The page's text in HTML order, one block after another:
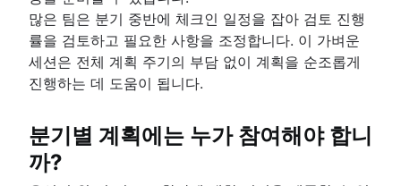
많은 팀은 분기 중반에 체크인 일정을 잡아 검토 진행
률을 검토하고 필요한 사항을 조정합니다. 이 가벼운
세션은 전체 계획 주기의 부담 없이 계획을 순조롭게
진행하는 데 도움이 됩니다.
분기별 계획에는 누가 참여해야 합니
까?